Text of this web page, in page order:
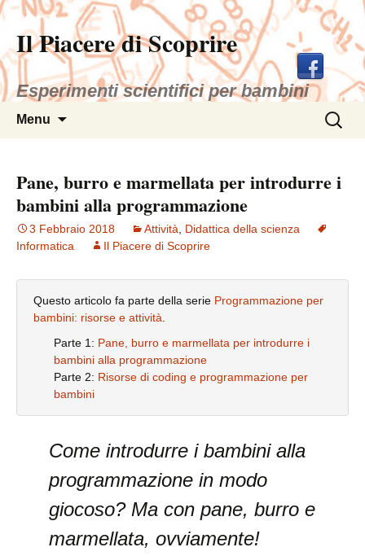
Il Piacere di Scoprire
Esperimenti scientifici per bambini
Menu
Ricerca
per:
Pane, burro e marmellata per introdurre i
bambini alla programmazione
3 Febbraio 2018 Attività
Didattica della scienza
Informatica
Il Piacere di Scoprire
Questo articolo fa parte della serie Programmazione per
bambini: risorse e attività
Parte 1: Pane, burro e marmellata per introdurre i
bambini alla programmazione
Parte 2: Risorse di coding e programmazione per
bambini
Come introdurre i bambini alla
programmazione in modo
giocoso? Ma con pane, burro e
marmellata, ovviamente!